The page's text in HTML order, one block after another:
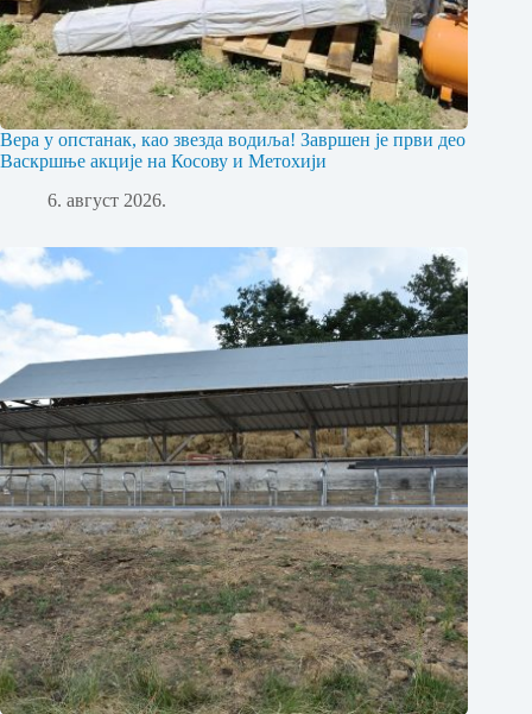
Вера у опстанак, као звезда водиља! Завршен је први део
Васкршње акције на Косову и Метохији
6. август 2026.